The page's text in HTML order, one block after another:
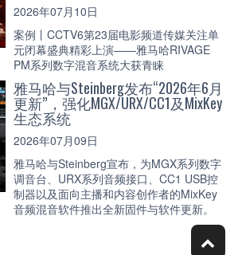
2026年07月10日
案例丨CCTV6第23届电影频道传媒关注单
元闭幕盛典精彩上演——雅马哈RIVAGE
PM系列数字混音系统大获青睐
雅马哈与Steinberg发布“2026年6月
更新”，强化MGX/URX/CC1及MixKey
生态系统
2026年07月09日
雅马哈与Steinberg宣布，为MGX系列数字
调音台、URX系列音频接口、CC1 USB控
制器以及面向主播和内容创作者的MixKey
音频混音软件推出全新固件与软件更新。